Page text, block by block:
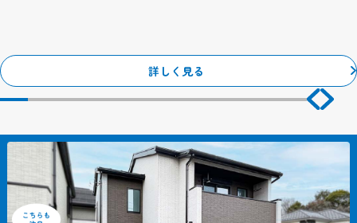
す。
これにより一度入力いただいた情報を次回より再度入力していただ
く手間が省けます。
ただし、記録される情報にはお客様個人を特定するものは一切含ま
当サイトで利用するクッキーの情報は、当サイトのサービスを利用
する以外にはまったく意味のない情報です。
こうしたクッキーを利用した情報収集が不本意でしたら、ご使用の
ブラウザでクッキーの受け入れを拒否する設定をすることも可能で
す。
詳しく見る